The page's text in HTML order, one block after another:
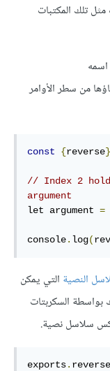
تلك المكتبات
من سطر الأوامر
const {reverse}
// Index 2
argument
let argument =
console. log(
النصية التي يمكن
بواسطة السكربتات
سلاسل نصية.
exports. reverse